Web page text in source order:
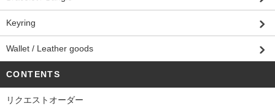
Keyring
Wallet / Leather goods
CONTENTS
リクエストオーダー